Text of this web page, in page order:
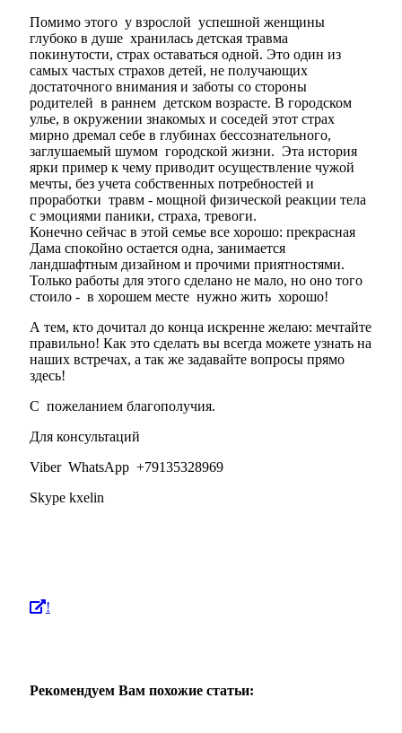
Помимо этого у взрослой успешной женщины
глубоко в душе хранилась детская травма
покинутости, страх оставаться одной. Это один из
самых частых страхов детей, не получающих
достаточного внимания и заботы со стороны
родителей в раннем детском возрасте. В городском
улье, в окружении знакомых и соседей этот страх
мирно дремал себе в глубинах бессознательного,
заглушаемый шумом городской жизни. Эта история
ярки пример к чему приводит осуществление чужой
мечты, без учета собственных потребностей и
проработки травм - мощной физической реакции тела
с эмоциями паники, страха, тревоги.
Конечно сейчас в этой семье все хорошо: прекрасная
Дама спокойно остается одна, занимается
ландшафтным дизайном и прочими приятностями.
Только работы для этого сделано не мало, но оно того
стоило - в хорошем месте нужно жить хорошо!
А тем, кто дочитал до конца искренне желаю: мечтайте
правильно! Как это сделать вы всегда можете узнать на
наших встречах, а так же задавайте вопросы прямо
здесь!
С пожеланием благополучия.
Для консультаций
Viber WhatsApp +79135328969
Skype kxelin
!
Рекомендуем Вам похожие статьи: